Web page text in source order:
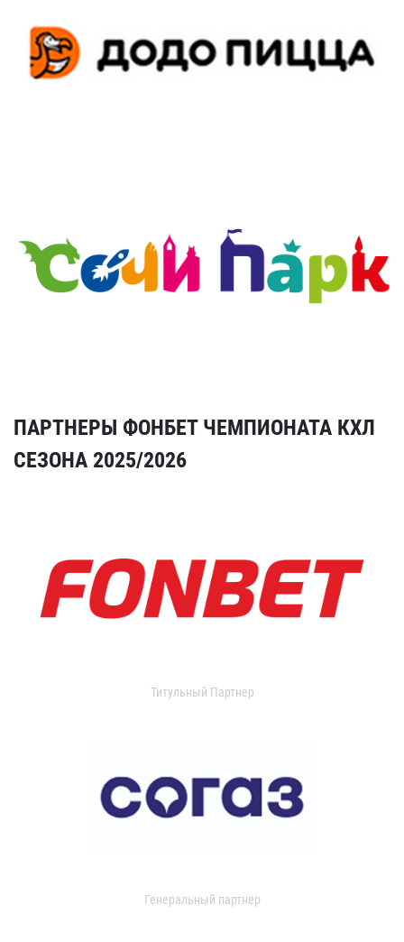
ПАРТНЕРЫ ФОНБЕТ ЧЕМПИОНАТА КХЛ
СЕЗОНА 2025/2026
Титульный Партнер
Генеральный партнер